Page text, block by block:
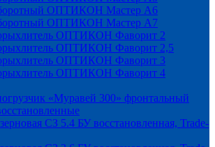
ОПТИКОН Мастер А6
ОПТИКОН Мастер А7
ОПТИКОН Фаворит 2
ОПТИКОН Фаворит 2,5
ОПТИКОН Фаворит 3
ОПТИКОН Фаворит 4
«Муравей 300» фронтальный
СЗ 5.4 БУ восстановленная, Trade-